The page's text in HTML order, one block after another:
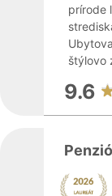
prírode
štýlovo
9.6